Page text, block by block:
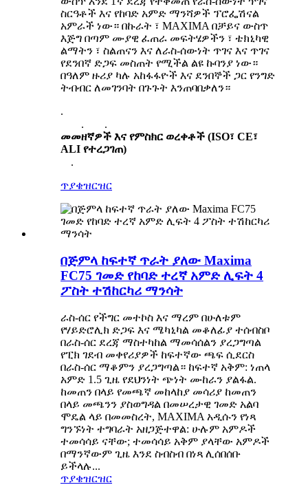
ስርዓቶች እና የከባድ አምድ ማንሻዎች ፕሮፌሽናል
አምራች ነው። በኩራት ፣ MAXIMA በቻይና ውስጥ
እጅግ በጣም ሙያዊ ፈጠራ መፍትሄዎችን ፣ ቴክኒካዊ
ልማትን ፣ ስልጠናን እና ለራስ-ሰውነት ጥገና እና ጥገና
የደንበኛ ድጋፍ መስጠት የሚችል ልዩ ኩባንያ ነው።
በዓለም ዙሪያ ካሉ አከፋፋዮች እና ደንበኞች ጋር የንግድ
ትብብር ለመገንባት በጉጉት እንጠባበቃለን።
.
.
.
መመዘኛዎች እና የምስክር ወረቀቶች (ISO፣ CE፣
ALI የተረጋገጠ)
.
ጥያቄዝርዝር
በጅምላ ከፍተኛ ጥራት ያለው Maxima
FC75 ገመድ የከባድ ተረኛ አምድ ሊፍት 4
ፖስት ተሽከርካሪ ማንሳት
ራስ-ሰር የችግር መተኮስ እና ማረም በሁለቱም
የሃይድሮሊክ ድጋፍ እና ሜካኒካል መቆለፊያ ተሰብስቦ
በራስ-ሰር ደረጃ ማስተካከል ማመሳሰልን ያረጋግጣል
የፒክ ገደብ መቀየሪያዎች ከፍተኛው ጫፍ ሲደርስ
በራስ-ሰር ማቆምን ያረጋግጣል። ከፍተኛ አቅም: ነጠላ
አምድ 1.5 ጊዜ የደህንነት ጭነት ሙከራን ያልፋል.
ከመጠን በላይ የመጫኛ መከላከያ መሳሪያ ከመጠን
በላይ መጫንን ያስወግዳል በመሠረታዊ ገመድ አልባ
ሞዴል ላይ በመመስረት, MAXIMA አዲሱን የነጻ
ግንኙነት ተግባራት አዘጋጅተዋል: ሁሉም አምዶች
ተመሳሳይ ናቸው; ተመሳሳይ አቅም ያላቸው አምዶች
በማንኛውም ጊዜ እንደ ስብስብ በነጻ ሊሰበሰቡ
ይችላሉ...
ጥያቄዝርዝር